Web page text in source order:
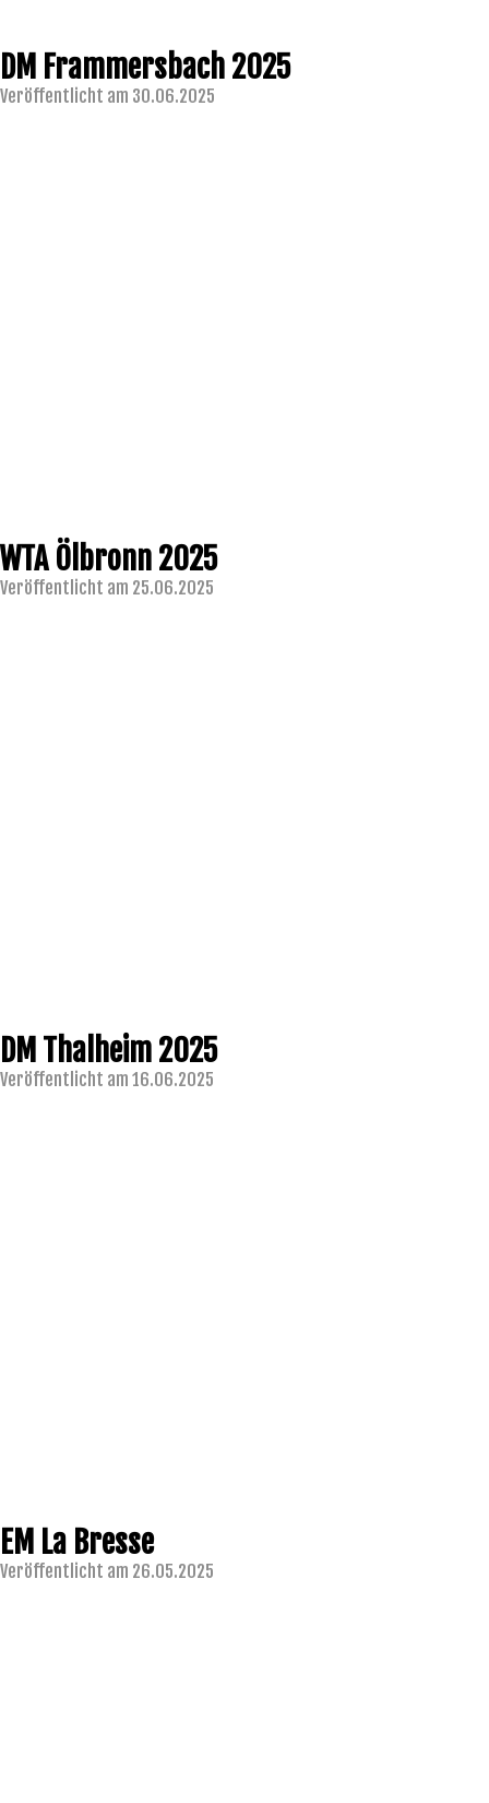
DM Frammersbach 2025
Veröffentlicht am 30.06.2025
WTA Ölbronn 2025
Veröffentlicht am 25.06.2025
DM Thalheim 2025
Veröffentlicht am 16.06.2025
EM La Bresse
Veröffentlicht am 26.05.2025